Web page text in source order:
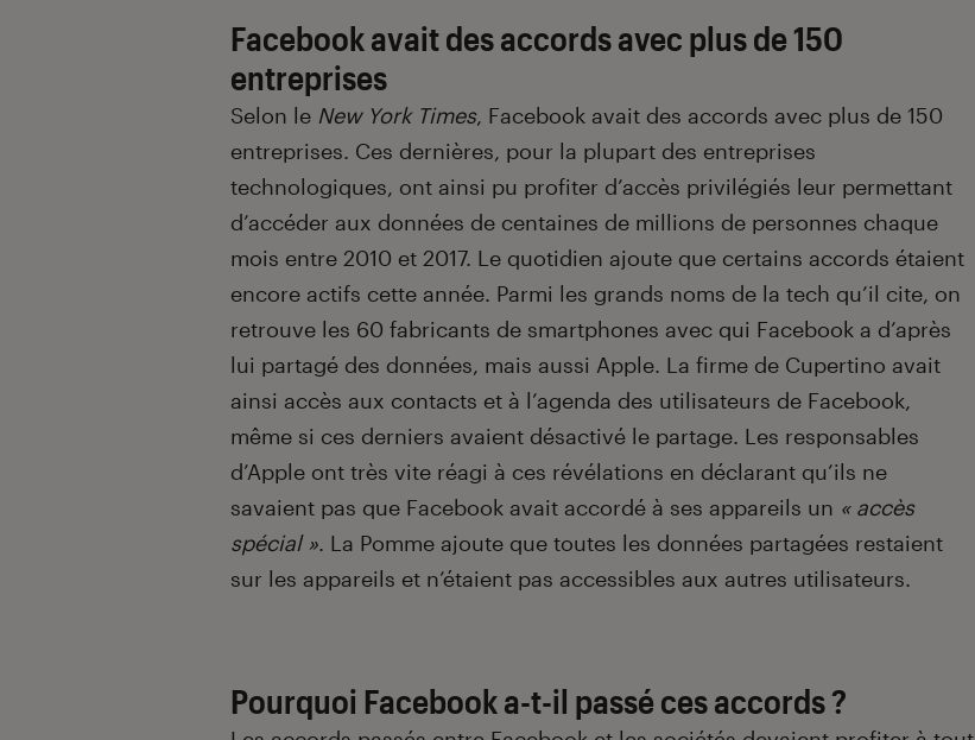
Facebook avait des accords avec plus de 150
entreprises
Selon le New York Times, Facebook avait des accords avec plus de 150
entreprises. Ces dernières, pour la plupart des entreprises
technologiques, ont ainsi pu profiter d’accès privilégiés leur permettant
d’accéder aux données de centaines de millions de personnes chaque
mois entre 2010 et 2017. Le quotidien ajoute que certains accords étaient
encore actifs cette année. Parmi les grands noms de la tech qu’il cite, on
retrouve les 60 fabricants de smartphones avec qui Facebook a d’après
lui partagé des données, mais aussi Apple. La firme de Cupertino avait
ainsi accès aux contacts et à l’agenda des utilisateurs de Facebook,
même si ces derniers avaient désactivé le partage. Les responsables
d’Apple ont très vite réagi à ces révélations en déclarant qu’ils ne
savaient pas que Facebook avait accordé à ses appareils un « accès
spécial ». La Pomme ajoute que toutes les données partagées restaient
sur les appareils et n’étaient pas accessibles aux autres utilisateurs.
Pourquoi Facebook a-t-il passé ces accords ?